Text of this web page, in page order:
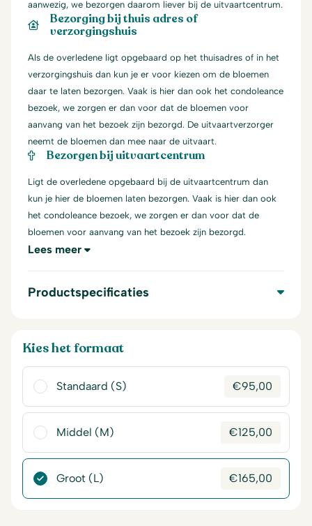
aanwezig, we bezorgen daarom liever bij de uitvaartcentrum.
Bezorging bij thuis adres of
verzorgingshuis
Als de overledene ligt opgebaard op het thuisadres of in het
verzorgingshuis dan kun je er voor kiezen om de bloemen
daar te laten bezorgen. Vaak is hier dan ook het condoleance
bezoek, we zorgen er dan voor dat de bloemen voor
aanvang van het bezoek zijn bezorgd. De uitvaartverzorger
neemt de bloemen dan mee naar de uitvaart.
Bezorgen bij uitvaartcentrum
Ligt de overledene opgebaard bij de uitvaartcentrum dan
kun je hier de bloemen laten bezorgen. Vaak is hier dan ook
het condoleance bezoek, we zorgen er dan voor dat de
bloemen voor aanvang van het bezoek zijn bezorgd.
Lees meer
Productspecificaties
Kies het formaat
Standaard (S) €95,00
Middel (M) €125,00
Groot (L) €165,00